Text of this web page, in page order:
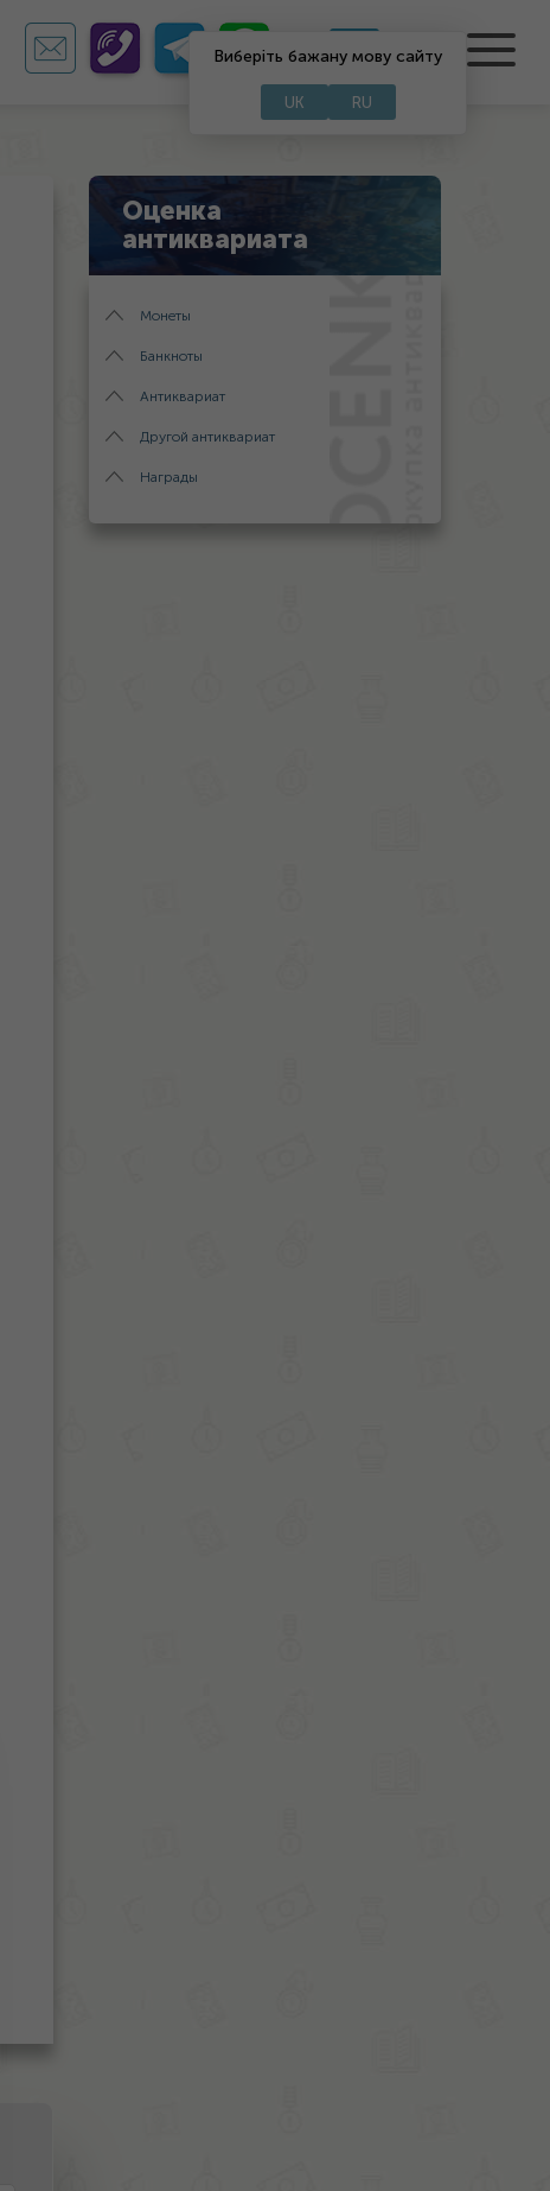
UA
Виберіть бажану мову сайту
UK RU
Оценка
антиквариата
Монеты
Банкноты
Антиквариат
Другой антиквариат
Награды